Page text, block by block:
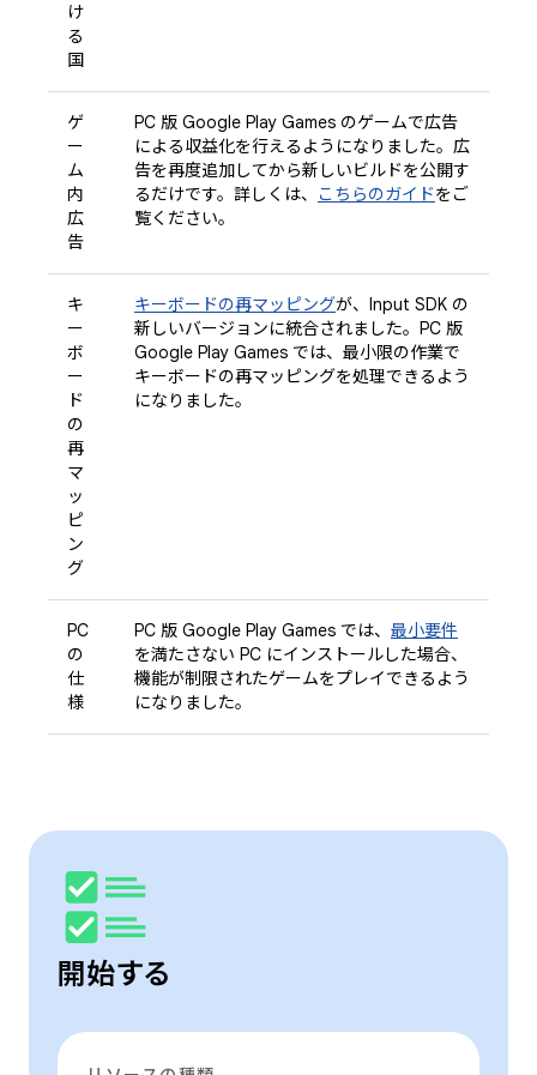
け
る
国
ゲ
ー
ム
内
広
告
PC 版 Google Play Games のゲームで広告
による収益化を行えるようになりました。広
告を再度追加してから新しいビルドを公開す
るだけです。詳しくは、
こちらのガイドをご
覧ください。
キ
ー
ボ
ー
ド
の
再
マ
ッ
ピ
ン
グ
キーボードの再マッピングが、Input SDK の
新しいバージョンに統合されました。PC 版
Google Play Games では、最小限の作業で
キーボードの再マッピングを処理できるよう
になりました。
PC
の
仕
様
PC 版 Google Play Games では、 最小要件
を満たさない PC にインストールした場合、
機能が制限されたゲームをプレイできるよう
になりました。
開始する